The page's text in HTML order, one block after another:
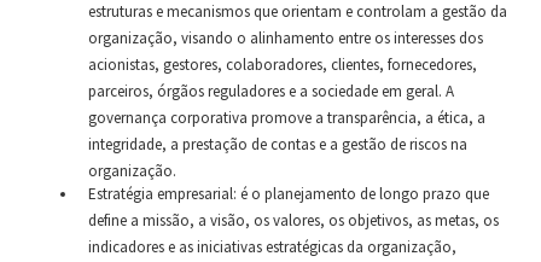
estruturas e mecanismos que orientam e controlam a gestão da
organização, visando o alinhamento entre os interesses dos
acionistas, gestores, colaboradores, clientes, fornecedores,
parceiros, órgãos reguladores e a sociedade em geral. A
governança corporativa promove a transparência, a ética, a
integridade, a prestação de contas e a gestão de riscos na
organização.
Estratégia empresarial: é o planejamento de longo prazo que
define a missão, a visão, os valores, os objetivos, as metas, os
indicadores e as iniciativas estratégicas da organização,